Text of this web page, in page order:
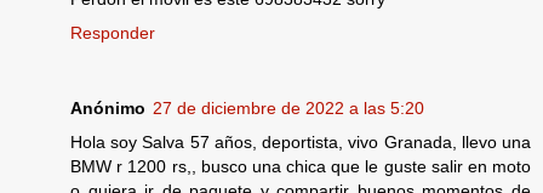
Responder
Anónimo 27 de diciembre de 2022 a las 5:20
Hola soy Salva 57 años, deportista, vivo Granada, llevo una
BMW r 1200 rs,, busco una chica que le guste salir en moto